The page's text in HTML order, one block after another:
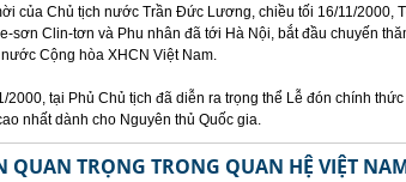
của Chủ tịch nước Trần Đức Lương, chiều tối 16/11/2000,
sơn Clin-tơn và Phu nhân đã tới Hà Nội, bắt đầu chuyến
nước Cộng hòa XHCN Việt Nam.
2000, tại Phủ Chủ tịch đã diễn ra trọng thể Lễ đón chính
nhất dành cho Nguyên thủ Quốc gia.
QUAN TRỌNG TRONG QUAN HỆ VIỆT